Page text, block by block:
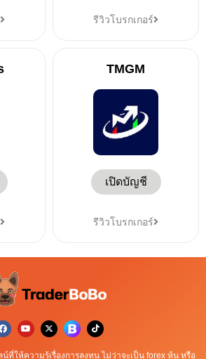
รีวิวโบรกเกอร์
TMGM
เปิดบัญชี
รีวิวโบรกเกอร์
น์ที่ให้ความรู้เรื่องการลงทุน ไม่ว่าจะเป็น forex หุ้น หรือ